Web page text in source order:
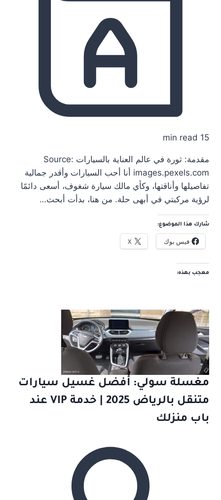
15 min read
مقدمة: ثورة في عالم العناية بالسيارات Source:
images.pexels.com أنا أحب السيارات وأقدر جمالية
تفاصيلها وأناقتها، وكأي مالك سيارة شغوف، أسعى دائمًا
لرؤية مركبتي في أبهى حلة. من هنا، بدأت أبحث…
شارك هذا الموضوع:
فيس بوك X
معجب بهذه:
مغسلة سولي: أفضل غسيل سيارات
متنقل بالرياض 2025 | خدمة VIP عند
باب منزلك